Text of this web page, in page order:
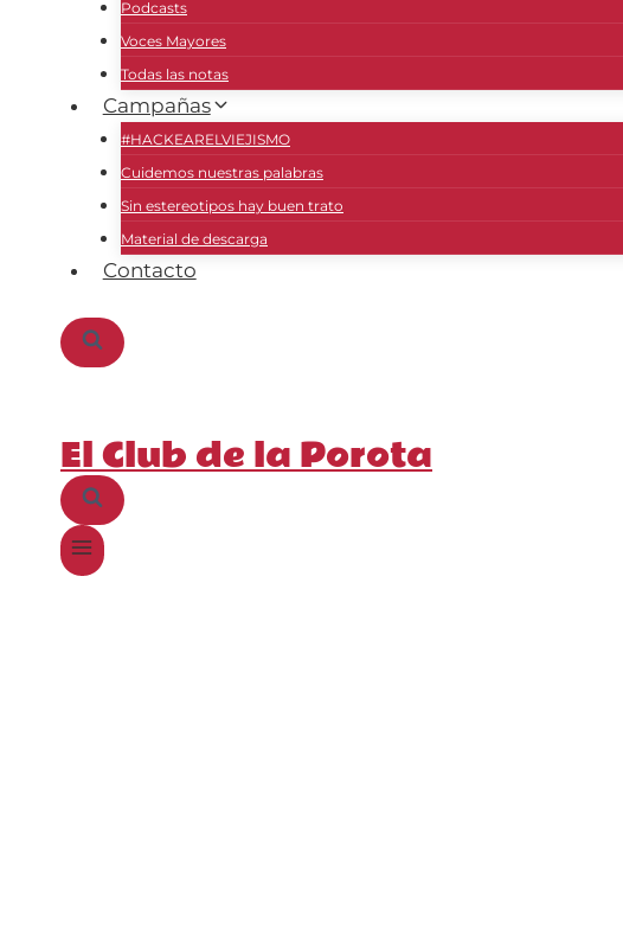
Podcasts
Voces Mayores
Todas las notas
Campañas
#HACKEARELVIEJISMO
Cuidemos nuestras palabras
Sin estereotipos hay buen trato
Material de descarga
Contacto
El Club de la Porota